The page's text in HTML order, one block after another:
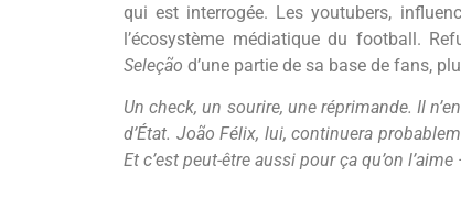
qui est interrogée. Les youtubers,
l’écosystème médiatique du football.
Seleção d’une partie de sa base de fans,
Un check, un sourire, une réprimande. Il
d’État. João Félix, lui, continuera
Et c’est peut-être aussi pour ça qu’on